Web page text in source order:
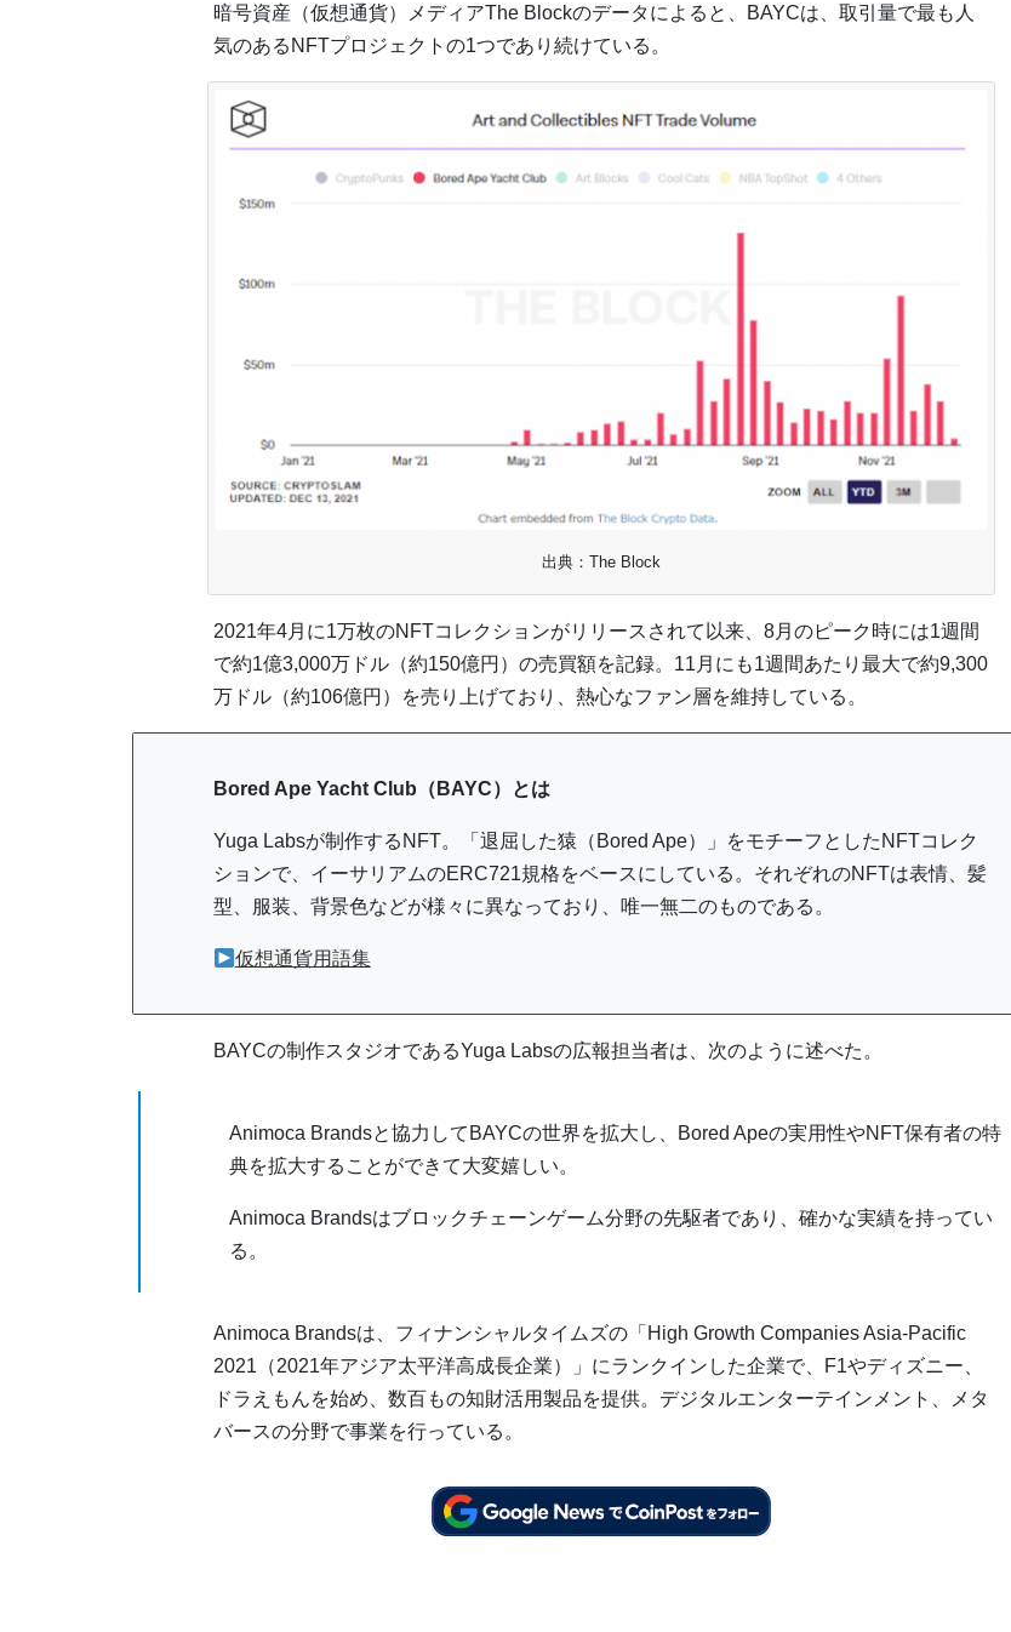
暗号資産（仮想通貨）メディアThe Blockのデータによると、BAYCは、取引量で最も人
気のあるNFTプロジェクトの1つであり続けている。
出典：The Block
2021年4月に1万枚のNFTコレクションがリリースされて以来、8月のピーク時には1週間
で約1億3,000万ドル（約150億円）の売買額を記録。11月にも1週間あたり最大で約9,300
万ドル（約106億円）を売り上げており、熱心なファン層を維持している。
Bored Ape Yacht Club（BAYC）とは
Yuga Labsが制作するNFT。「退屈した猿（Bored Ape）」をモチーフとしたNFTコレク
ションで、イーサリアムのERC721規格をベースにしている。それぞれのNFTは表情、髪
型、服装、背景色などが様々に異なっており、唯一無二のものである。
仮想通貨用語集
BAYCの制作スタジオであるYuga Labsの広報担当者は、次のように述べた。
Animoca Brandsと協力してBAYCの世界を拡大し、Bored Apeの実用性やNFT保有者の特
典を拡大することができて大変嬉しい。
Animoca Brandsはブロックチェーンゲーム分野の先駆者であり、確かな実績を持ってい
る。
Animoca Brandsは、フィナンシャルタイムズの「High Growth Companies Asia-Pacific
2021（2021年アジア太平洋高成長企業）」にランクインした企業で、F1やディズニー、
ドラえもんを始め、数百もの知財活用製品を提供。デジタルエンターテインメント、メタ
バースの分野で事業を行っている。